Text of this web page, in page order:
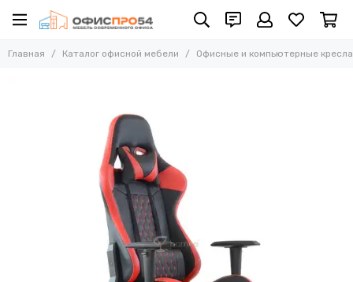
Офисные и компьютерные кресла
Офисные кресла для персонала
Кресла для руководителей
Усиленные кресла (до 250 кг)
Конференц-кресла
Эргономичные кресла
Кресла для домашнего офиса
Офисные кресла Samurai
Офисные кресла Ergolife
Офисные кресла Yoga
Главная Каталог офисной мебели Офисные и компьютерные кресла